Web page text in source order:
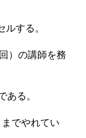
する。
）の講師を務
ある。
でやれてい